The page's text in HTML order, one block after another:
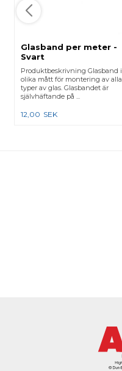
Glasband per meter -
Svart
Produktbeskrivning Glasband i
olika mått för montering av alla
typer av glas. Glasbandet är
självhäftande på ...
12,00 SEK